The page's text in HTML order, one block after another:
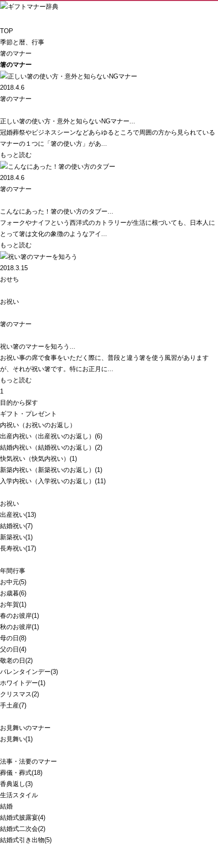
TOP
季節と暦、行事
箸のマナー
箸のマナー
2018.4.6
箸のマナー
正しい箸の使い方・意外と知らないNGマナー...
冠婚葬祭やビジネスシーンなどあらゆるところで周囲の方から見られている
マナーの１つに「箸の使い方」があ...
もっと読む
2018.4.6
箸のマナー
こんなにあった！箸の使い方のタブー...
フォークやナイフという西洋式のカトラリーが生活に根づいても、日本人に
とって箸は文化の象徴のようなアイ...
もっと読む
2018.3.15
おせち
お祝い
箸のマナー
祝い箸のマナーを知ろう...
お祝い事の席で食事をいただく際に、普段と違う箸を使う風習があります
が、それが祝い箸です。特にお正月に...
もっと読む
1
目的から探す
ギフト・プレゼント
内祝い（お祝いのお返し）
出産内祝い（出産祝いのお返し）(6)
結婚内祝い（結婚祝いのお返し）(2)
快気祝い（快気内祝い）(1)
新築内祝い（新築祝いのお返し）(1)
入学内祝い（入学祝いのお返し）(11)
お祝い
出産祝い(13)
結婚祝い(7)
新築祝い(1)
長寿祝い(17)
年間行事
お中元(5)
お歳暮(6)
お年賀(1)
春のお彼岸(1)
秋のお彼岸(1)
母の日(8)
父の日(4)
敬老の日(2)
バレンタインデー(3)
ホワイトデー(1)
クリスマス(2)
手土産(7)
お見舞いのマナー
お見舞い(1)
法事・法要のマナー
葬儀・葬式(18)
香典返し(3)
生活スタイル
結婚
結婚式披露宴(4)
結婚式二次会(2)
結婚式引き出物(5)